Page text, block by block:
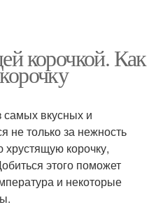
корочкой. Как
самых вкусных и
не только за нежность
корочку,
этого поможет
и некоторые